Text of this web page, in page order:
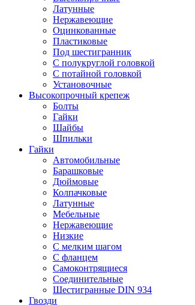
Латунные
Нержавеющие
Оцинкованные
Пластиковые
Под шестигранник
С полукруглой головкой
С потайной головкой
Установочные
Высокопрочный крепеж
Болты
Гайки
Шайбы
Шпильки
Гайки
Автомобильные
Барашковые
Дюймовые
Колпачковые
Латунные
Мебельные
Нержавеющие
Низкие
С мелким шагом
С фланцем
Самоконтрящиеся
Соединительные
Шестигранные DIN 934
Гвозди